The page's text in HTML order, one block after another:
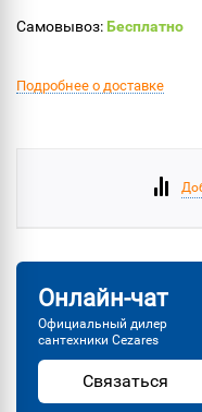
Самовывоз:Бесплатно
Подробнее о доставке
Онлайн-чат
Официальный дилер
сантехники Cezares
Связаться